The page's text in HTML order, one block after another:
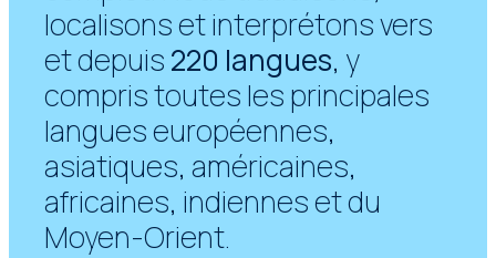
localisons et interprétons vers
et depuis220 langues, y
compris toutes les principales
langues européennes,
asiatiques, américaines,
africaines, indiennes et du
Moyen-Orient.